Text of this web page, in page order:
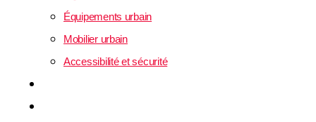
Équipements urbain
Mobilier urbain
Accessibilité et sécurité